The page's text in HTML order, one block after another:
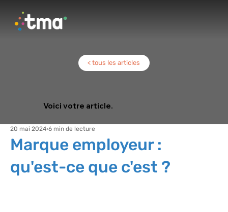
Voici votre article.
< tous les articles
Marque employeur :
qu'est-ce que c'est ?
20 mai 2024 6 min de lecture